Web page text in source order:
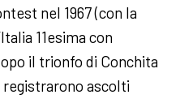
nel 1967 (con la
11esima con
il trionfo di Conchita
registrarono ascolti